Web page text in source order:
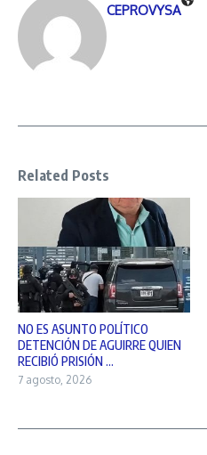
CEPROVYSA
Related Posts
NO ES ASUNTO POLÍTICO
DETENCIÓN DE AGUIRRE QUIEN
RECIBIÓ PRISIÓN ...
7 agosto, 2026